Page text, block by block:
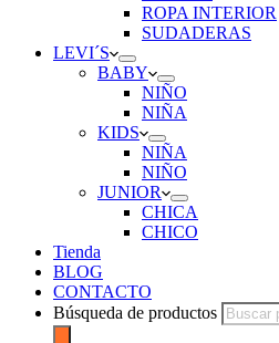
ROPA INTERIOR
SUDADERAS
LEVI´S
BABY
NIÑO
NIÑA
KIDS
NIÑA
NIÑO
JUNIOR
CHICA
CHICO
Tienda
BLOG
CONTACTO
Búsqueda de productos